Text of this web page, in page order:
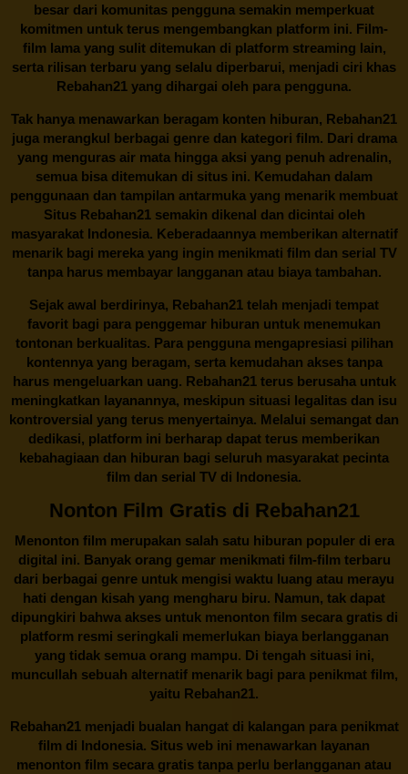
besar dari komunitas pengguna semakin memperkuat
komitmen untuk terus mengembangkan platform ini. Film-
film lama yang sulit ditemukan di platform streaming lain,
serta rilisan terbaru yang selalu diperbarui, menjadi ciri khas
Rebahan21 yang dihargai oleh para pengguna.
Tak hanya menawarkan beragam konten hiburan, Rebahan21
juga merangkul berbagai genre dan kategori film. Dari drama
yang menguras air mata hingga aksi yang penuh adrenalin,
semua bisa ditemukan di situs ini. Kemudahan dalam
penggunaan dan tampilan antarmuka yang menarik membuat
Situs Rebahan21semakin dikenal dan dicintai oleh
masyarakat Indonesia. Keberadaannya memberikan alternatif
menarik bagi mereka yang ingin menikmati film dan serial TV
tanpa harus membayar langganan atau biaya tambahan.
Sejak awal berdirinya, Rebahan21 telah menjadi tempat
favorit bagi para penggemar hiburan untuk menemukan
tontonan berkualitas. Para pengguna mengapresiasi pilihan
kontennya yang beragam, serta kemudahan akses tanpa
harus mengeluarkan uang. Rebahan21terus berusaha untuk
meningkatkan layanannya, meskipun situasi legalitas dan isu
kontroversial yang terus menyertainya. Melalui semangat dan
dedikasi, platform ini berharap dapat terus memberikan
kebahagiaan dan hiburan bagi seluruh masyarakat pecinta
film dan serial TV di Indonesia.
Nonton Film Gratis di Rebahan21
Menonton film merupakan salah satu hiburan populer di era
digital ini. Banyak orang gemar menikmati film-film terbaru
dari berbagai genre untuk mengisi waktu luang atau merayu
hati dengan kisah yang mengharu biru. Namun, tak dapat
dipungkiri bahwa akses untuk menonton film secara gratis di
platform resmi seringkali memerlukan biaya berlangganan
yang tidak semua orang mampu. Di tengah situasi ini,
muncullah sebuah alternatif menarik bagi para penikmat film,
yaitu Rebahan21.
Rebahan21menjadi bualan hangat di kalangan para penikmat
film di Indonesia. Situs web ini menawarkan layanan
menonton film secara gratis tanpa perlu berlangganan atau